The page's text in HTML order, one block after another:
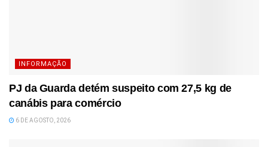
INFORMAÇÃO
PJ da Guarda detém suspeito com 27,5 kg de
canábis para comércio
6 DE AGOSTO, 2026